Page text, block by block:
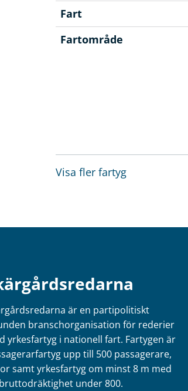
Fart
Fartområde
Visa fler fartyg
är en partipolitiskt
branschorganisation för rederier
yrkesfartyg i nationell fart. Fartygen är
upp till 500 passagerare,
samt yrkesfartyg om minst 8 m med
under 800.